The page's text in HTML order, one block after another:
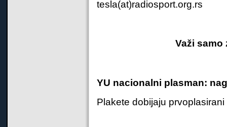
tesla(at)radiosport.org.rs
Važi samo
YU nacionalni plasman:
Plakete dobijaju